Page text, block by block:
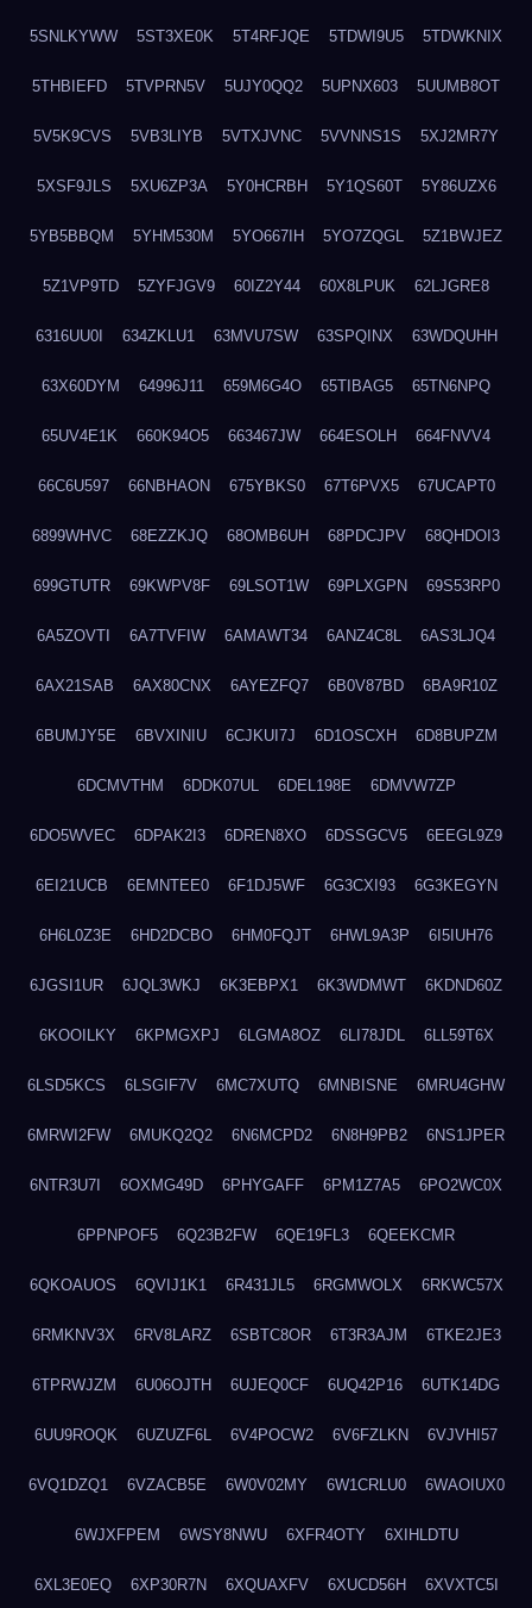
5SNLKYWW 5ST3XE0K 5T4RFJQE 5TDWI9U5 5TDWKNIX
5THBIEFD 5TVPRN5V 5UJY0QQ2 5UPNX603 5UUMB8OT
5V5K9CVS 5VB3LIYB 5VTXJVNC 5VVNNS1S 5XJ2MR7Y
5XSF9JLS 5XU6ZP3A 5Y0HCRBH 5Y1QS60T 5Y86UZX6
5YB5BBQM 5YHM530M 5YO667IH 5YO7ZQGL 5Z1BWJEZ
5Z1VP9TD 5ZYFJGV9 60IZ2Y44 60X8LPUK 62LJGRE8
6316UU0I 634ZKLU1 63MVU7SW 63SPQINX 63WDQUHH
63X60DYM 64996J11 659M6G4O 65TIBAG5 65TN6NPQ
65UV4E1K 660K94O5 663467JW 664ESOLH 664FNVV4
66C6U597 66NBHAON 675YBKS0 67T6PVX5 67UCAPT0
6899WHVC 68EZZKJQ 68OMB6UH 68PDCJPV 68QHDOI3
699GTUTR 69KWPV8F 69LSOT1W 69PLXGPN 69S53RP0
6A5ZOVTI 6A7TVFIW 6AMAWT34 6ANZ4C8L 6AS3LJQ4
6AX21SAB 6AX80CNX 6AYEZFQ7 6B0V87BD 6BA9R10Z
6BUMJY5E 6BVXINIU 6CJKUI7J 6D1OSCXH 6D8BUPZM
6DCMVTHM 6DDK07UL 6DEL198E 6DMVW7ZP
6DO5WVEC 6DPAK2I3 6DREN8XO 6DSSGCV5 6EEGL9Z9
6EI21UCB 6EMNTEE0 6F1DJ5WF 6G3CXI93 6G3KEGYN
6H6L0Z3E 6HD2DCBO 6HM0FQJT 6HWL9A3P 6I5IUH76
6JGSI1UR 6JQL3WKJ 6K3EBPX1 6K3WDMWT 6KDND60Z
6KOOILKY 6KPMGXPJ 6LGMA8OZ 6LI78JDL 6LL59T6X
6LSD5KCS 6LSGIF7V 6MC7XUTQ 6MNBISNE 6MRU4GHW
6MRWI2FW 6MUKQ2Q2 6N6MCPD2 6N8H9PB2 6NS1JPER
6NTR3U7I 6OXMG49D 6PHYGAFF 6PM1Z7A5 6PO2WC0X
6PPNPOF5 6Q23B2FW 6QE19FL3 6QEEKCMR
6QKOAUOS 6QVIJ1K1 6R431JL5 6RGMWOLX 6RKWC57X
6RMKNV3X 6RV8LARZ 6SBTC8OR 6T3R3AJM 6TKE2JE3
6TPRWJZM 6U06OJTH 6UJEQ0CF 6UQ42P16 6UTK14DG
6UU9ROQK 6UZUZF6L 6V4POCW2 6V6FZLKN 6VJVHI57
6VQ1DZQ1 6VZACB5E 6W0V02MY 6W1CRLU0 6WAOIUX0
6WJXFPEM 6WSY8NWU 6XFR4OTY 6XIHLDTU
6XL3E0EQ 6XP30R7N 6XQUAXFV 6XUCD56H 6XVXTC5I